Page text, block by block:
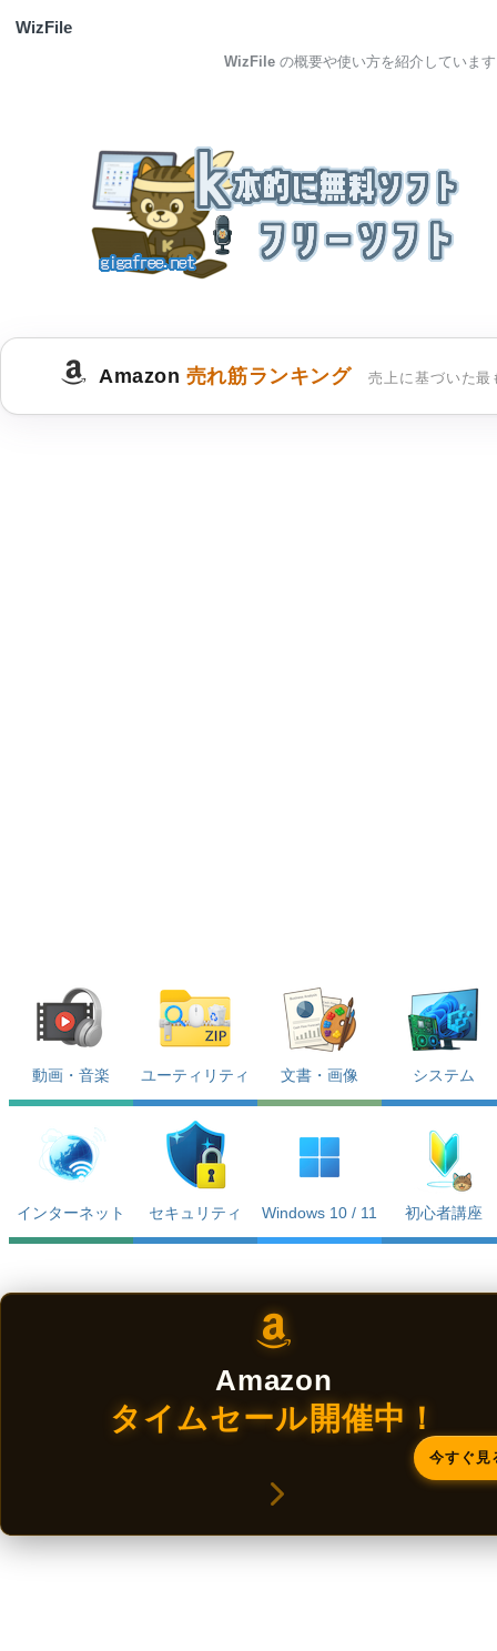
WizFile
WizFile の概要や使い方を紹介しています
Amazon 売れ筋ランキング 売上に基づいた最
動画・音楽 ユーティリティ 文書・画像 システム
インターネット セキュリティ Windows 10 / 11 初心者講座
Amazon
タイムセール開催中！
今すぐ見